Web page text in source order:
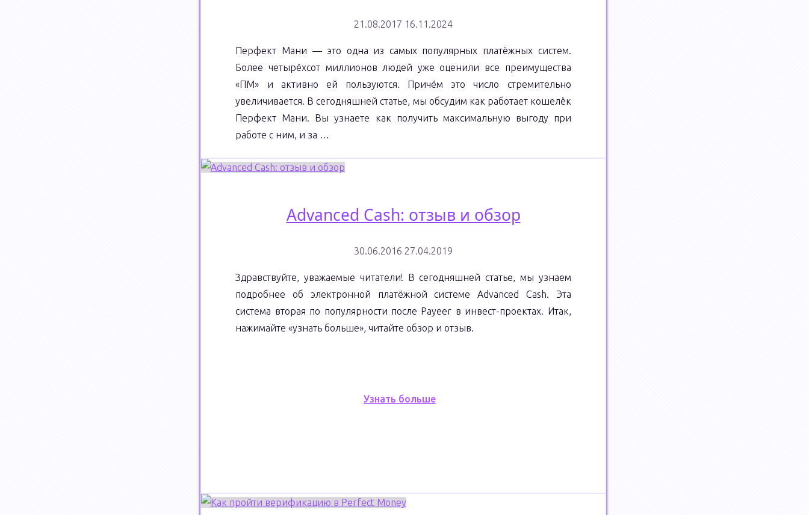
21.08.2017 16.11.2024
Перфект Мани — это одна из самых популярных платёжных систем.
Более четырёхсот миллионов людей уже оценили все преимущества
«ПМ» и активно ей пользуются. Причём это число стремительно
увеличивается. В сегодняшней статье, мы обсудим как работает кошелёк
Перфект Мани. Вы узнаете как получить максимальную выгоду при
работе с ним, и за …
Advanced Cash: отзыв и обзор
30.06.2016 27.04.2019
Здравствуйте, уважаемые читатели! В сегодняшней статье, мы узнаем
подробнее об электронной платёжной системе Advanced Cash. Эта
система вторая по популярности после Payeer в инвест-проектах. Итак,
нажимайте «узнать больше», читайте обзор и отзыв.
Узнать больше"Advanced